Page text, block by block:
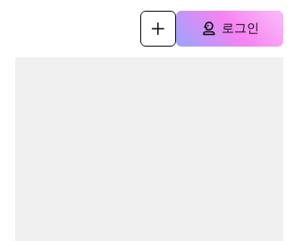
로그인